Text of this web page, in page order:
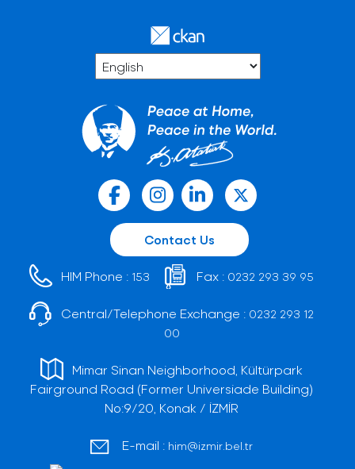
Contact Us
HIM Phone : 153 Fax : 0232 293 39 95
Central/Telephone Exchange : 0232 293 12
00
Mimar Sinan Neighborhood, Kültürpark
Fairground Road (Former Universiade Building)
No:9/20, Konak / İZMİR
E-mail : him@izmir.bel.tr